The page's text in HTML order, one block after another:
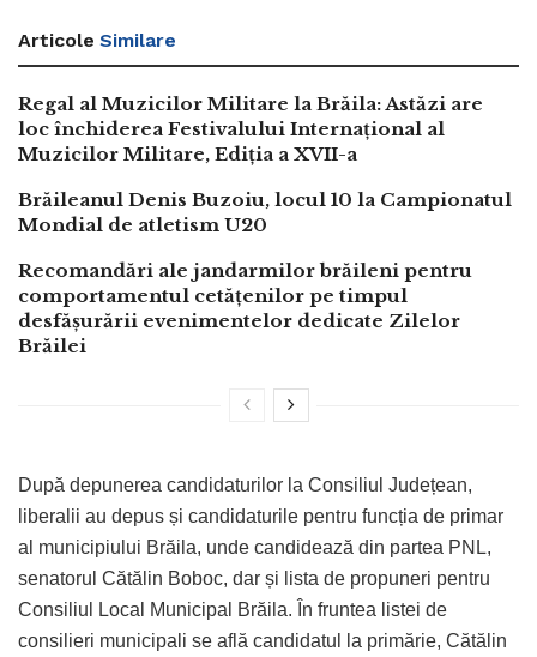
Articole Similare
Regal al Muzicilor Militare la Brăila: Astăzi are
loc închiderea Festivalului Internațional al
Muzicilor Militare, Ediția a XVII-a
Brăileanul Denis Buzoiu, locul 10 la Campionatul
Mondial de atletism U20
Recomandări ale jandarmilor brăileni pentru
comportamentul cetățenilor pe timpul
desfășurării evenimentelor dedicate Zilelor
Brăilei
După depunerea candidaturilor la Consiliul Județean,
liberalii au depus și candidaturile pentru funcția de primar
al municipiului Brăila, unde candidează din partea PNL,
senatorul Cătălin Boboc, dar și lista de propuneri pentru
Consiliul Local Municipal Brăila. În fruntea listei de
consilieri municipali se află candidatul la primărie, Cătălin